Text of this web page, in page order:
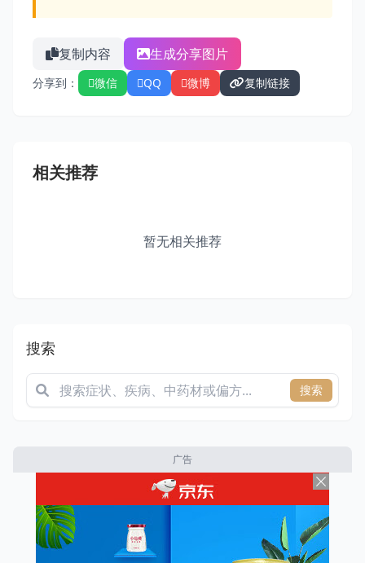
复制内容 生成分享图片
分享到： 微信 QQ 微博 复制链接
相关推荐
暂无相关推荐
搜索
搜索
广告